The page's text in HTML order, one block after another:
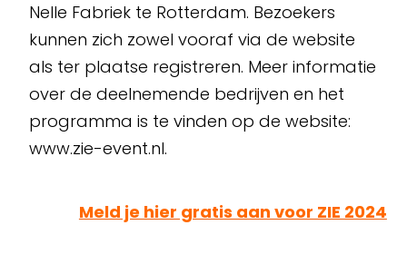
Nelle Fabriek te Rotterdam. Bezoekers
kunnen zich zowel vooraf via de website
als ter plaatse registreren. Meer informatie
over de deelnemende bedrijven en het
programma is te vinden op de website:
www.zie-event.nl.
Meld je hier gratis aan voor ZIE 2024